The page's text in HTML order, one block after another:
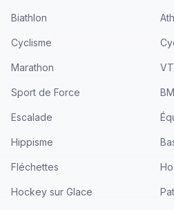
Biathlon
Cyclisme
Marathon
Sport de Force
Escalade
Hippisme
Fléchettes
Hockey sur Glace